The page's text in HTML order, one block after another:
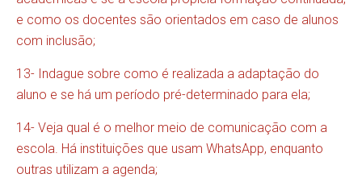
e como os docentes são orientados em caso de alunos
com inclusão;
13- Indague sobre como é realizada a adaptação do
aluno e se há um período pré-determinado para ela;
14- Veja qual é o melhor meio de comunicação com a
escola. Há instituições que usam WhatsApp, enquanto
outras utilizam a agenda;